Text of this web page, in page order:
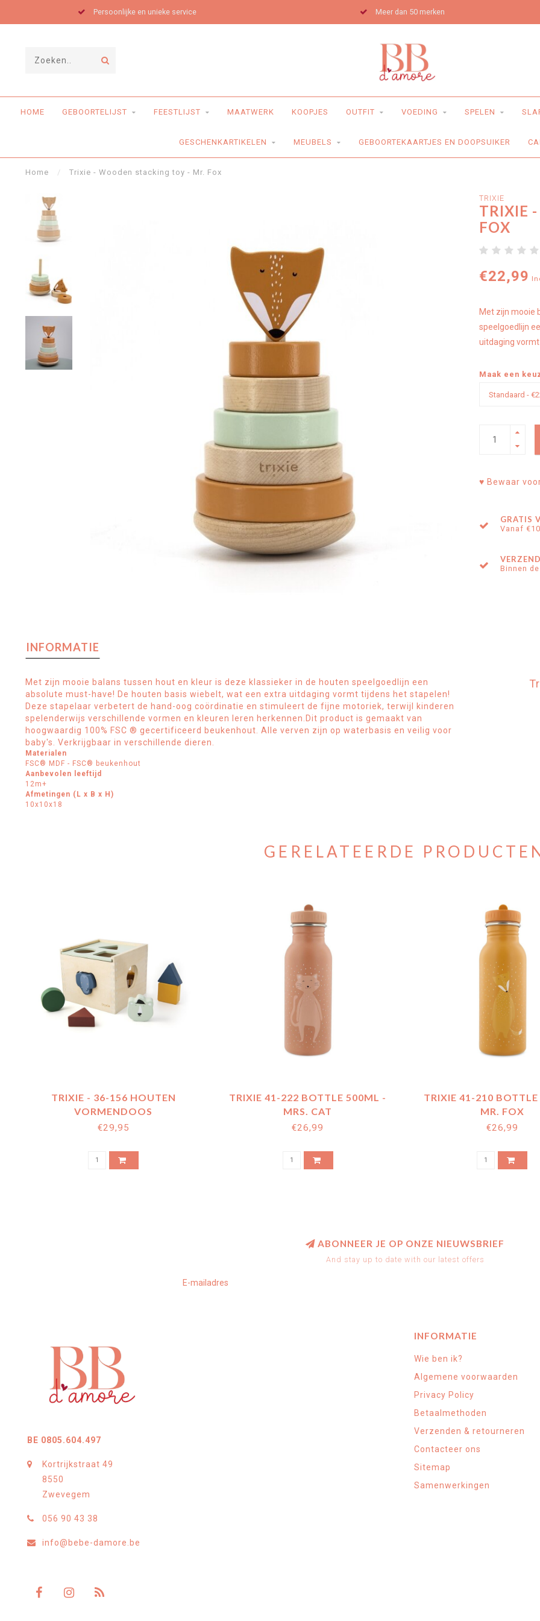
Persoonlijke en unieke service Meer dan 50 merken
HOME GEBOORTELIJST FEESTLIJST MAATWERK KOOPJES OUTFIT VOEDING SPELEN
GESCHENKARTIKELEN MEUBELS GEBOORTEKAARTJES EN DOOPSUIKER
Home / Trixie - Wooden stacking toy - Mr. Fox
TRIXIE
TRIXIE
FOX
€22,99
Met zijn mooie
speelgoedlijn
uitdaging
Maak een
♥ Bewaar
GRATIS
Vanaf
Binnen
INFORMATIE
Met zijn mooie balans tussen hout en kleur is deze klassieker in de houten speelgoedlijn een
absolute must-have! De houten basis wiebelt, wat een extra uitdaging vormt tijdens het stapelen!
Deze stapelaar verbetert de hand-oog coördinatie en stimuleert de fijne motoriek, terwijl kinderen
spelenderwijs verschillende vormen en kleuren leren herkennen.Dit product is gemaakt van
hoogwaardig 100% FSC ® gecertificeerd beukenhout. Alle verven zijn op waterbasis en veilig voor
baby's. Verkrijgbaar in verschillende dieren.
Materialen
FSC® MDF - FSC® beukenhout
Aanbevolen leeftijd
12m+
Afmetingen (L x B x H)
10x10x18
GERELATEERDE
TRIXIE - 36-156 HOUTEN
VORMENDOOS
€29,95
TRIXIE 41-222 BOTTLE 500ML -
MRS. CAT
€26,99
TRIXIE 41-210
MR. FOX
€26,99
ABONNEER JE OP ONZE NIEUWSBRIEF
And stay up to date with our latest offers
BE 0805.604.497
Kortrijkstraat 49
8550
Zwevegem
056 90 43 38
info@bebe-damore.be
INFORMATIE
Wie ben ik?
Algemene voorwaarden
Privacy Policy
Betaalmethoden
Verzenden & retourneren
Contacteer ons
Sitemap
Samenwerkingen